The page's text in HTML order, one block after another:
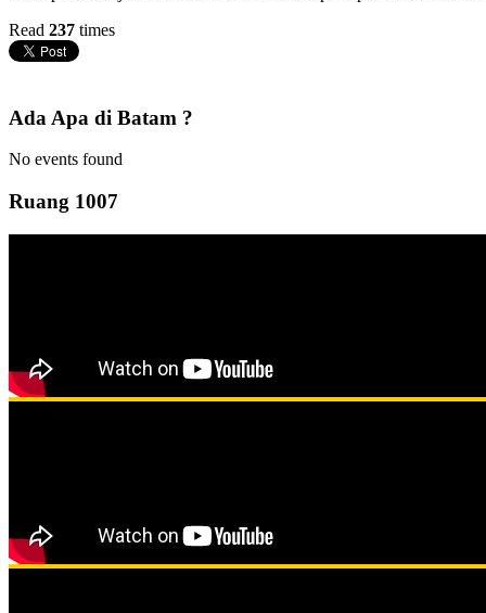
Read 237 times
Ada Apa di Batam ?
No events found
Ruang 1007